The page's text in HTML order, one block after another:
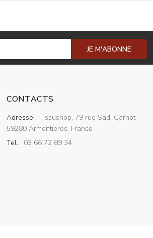
JE M'ABONNE
CONTACTS
Adresse : Tissushop, 79 rue Sadi Carnot,
59280 Armentieres, France
Tel. : 03 66 72 89 34